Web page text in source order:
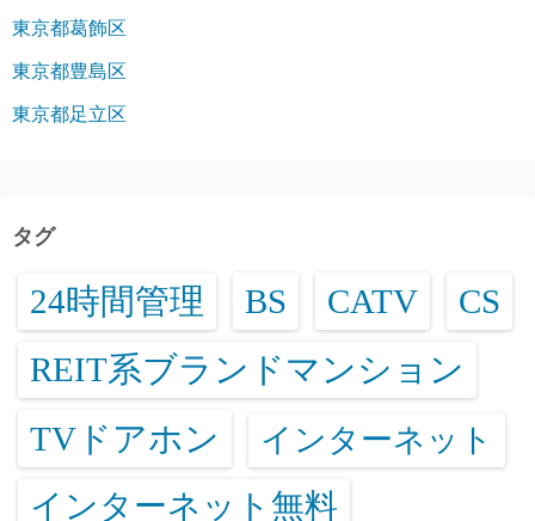
東京都葛飾区
東京都豊島区
東京都足立区
タグ
24時間管理 BS CATV CS
REIT系ブランドマンション
TVドアホン インターネット
インターネット無料